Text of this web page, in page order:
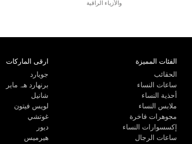
والأزياء الراقية
الفئات المميزة
الحقائب
ساعات النساء
أحذية النساء
ملابس النساء
مجوهرات فاخرة
إكسسوارات النساء
ساعات الرجال
ارقى الماركات
جويارد
برنهارد هـ. ماير
شانيل
لويس فيتون
غوتشي
ديور
هيرميس